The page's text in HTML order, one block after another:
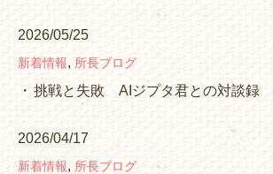
2026/05/25
新着情報, 所長ブログ
挑戦と失敗 AIジプタ君との対談録
2026/04/17
新着情報, 所長ブログ